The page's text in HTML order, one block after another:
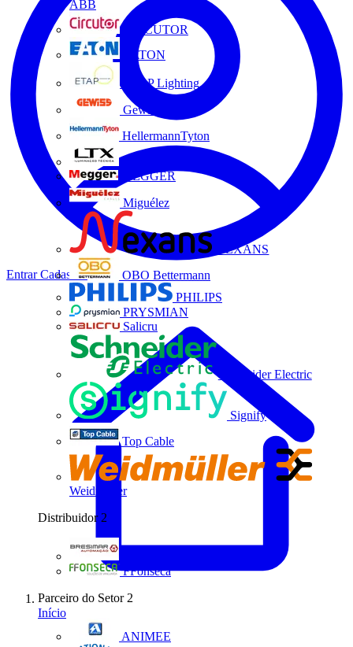
ABB
CIRCUTOR
EATON
ETAP Lighting
Gewiss
HellermannTyton
MEGGER
Miguélez
NEXANS
OBO Bettermann
PHILIPS
PRYSMIAN
Salicru
Schneider Electric
Signify
Top Cable
Weidmüller
Distribuidor 2
FFonseca
Parceiro do Setor 2
ANIMEE
EntrarCadastrar
Início